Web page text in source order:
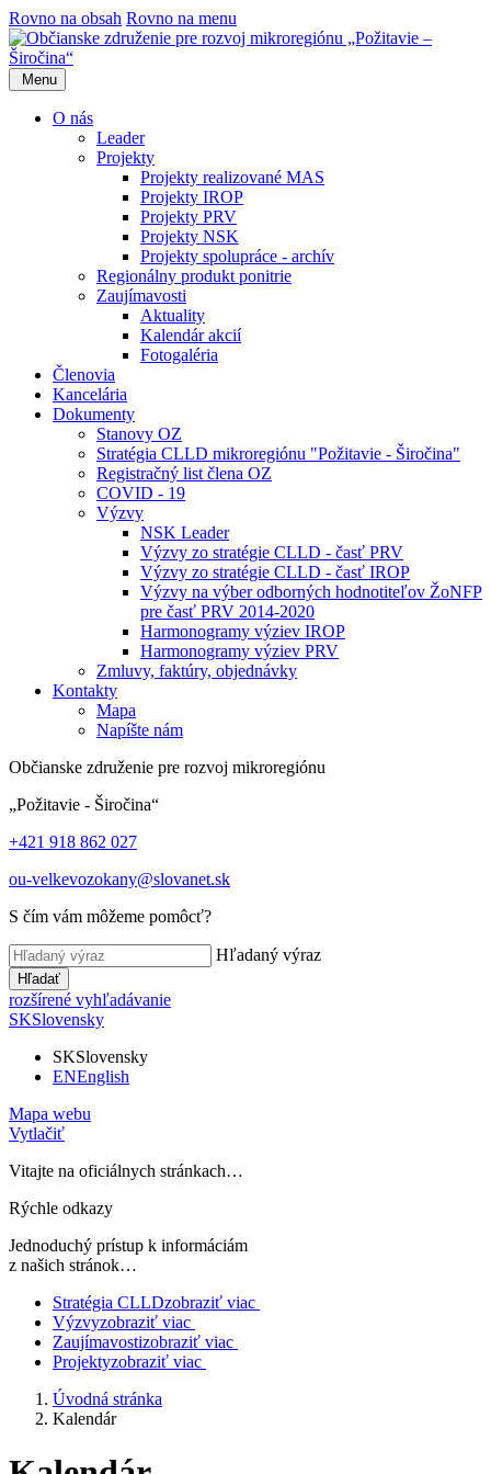
Rovno na obsah Rovno na menu
Menu
O nás
Leader
Projekty
Projekty realizované MAS
Projekty IROP
Projekty PRV
Projekty NSK
Projekty spolupráce - archív
Regionálny produkt ponitrie
Zaujímavosti
Aktuality
Kalendár akcií
Fotogaléria
Členovia
Kancelária
Dokumenty
Stanovy OZ
Stratégia CLLD mikroregiónu "Požitavie - Širočina"
Registračný list člena OZ
COVID - 19
Výzvy
NSK Leader
Výzvy zo stratégie CLLD - časť PRV
Výzvy zo stratégie CLLD - časť IROP
Výzvy na výber odborných hodnotiteľov ŽoNFP
pre časť PRV 2014-2020
Harmonogramy výziev IROP
Harmonogramy výziev PRV
Zmluvy, faktúry, objednávky
Kontakty
Mapa
Napíšte nám
Občianske združenie pre rozvoj mikroregiónu
„Požitavie - Širočina“
+421 918 862 027
ou-velkevozokany@slovanet.sk
S čím vám môžeme pomôcť?
Hľadaný výraz
Hľadať
rozšírené vyhľadávanie
SKSlovensky
SKSlovensky
ENEnglish
Mapa webu
Vytlačiť
Vitajte na oficiálnych stránkach…
Rýchle odkazy
Jednoduchý prístup k informáciám
z našich stránok…
Stratégia CLLDzobraziť viac
Výzvyzobraziť viac
Zaujímavostizobraziť viac
Projektyzobraziť viac
Úvodná stránka
Kalendár